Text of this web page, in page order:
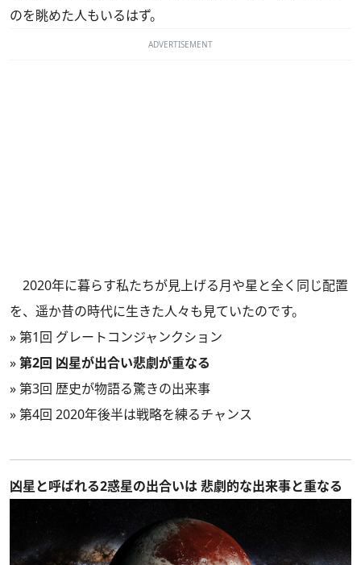
のを眺めた人もいるはず。
ADVERTISEMENT
2020年に暮らす私たちが見上げる月や星と全く同じ配置
を、遥か昔の時代に生きた人々も見ていたのです。
»第1回 グレートコンジャンクション
»第2回 凶星が出合い悲劇が重なる
»第3回 歴史が物語る驚きの出来事
»第4回 2020年後半は戦略を練るチャンス
凶星と呼ばれる2惑星の出合いは 悲劇的な出来事と重なる